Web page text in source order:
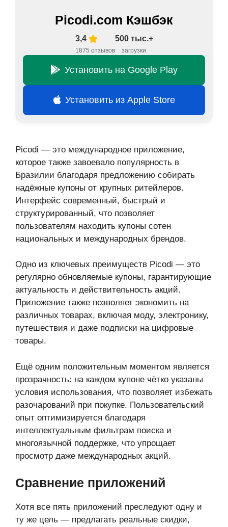
Picodi.com Кэшбэк
3,4
1875 отзывов
500 тыс.+
загрузки
Установить на Google Play
Установить из Apple Store
Picodi — это международное приложение,
которое также завоевало популярность в
Бразилии благодаря предложению собирать
надёжные купоны от крупных ритейлеров.
Интерфейс современный, быстрый и
структурированный, что позволяет
пользователям находить купоны сотен
национальных и международных брендов.
Одно из ключевых преимуществ Picodi — это
регулярно обновляемые купоны, гарантирующие
актуальность и действительность акций.
Приложение также позволяет экономить на
различных товарах, включая моду, электронику,
путешествия и даже подписки на цифровые
товары.
Ещё одним положительным моментом является
прозрачность: на каждом купоне чётко указаны
условия использования, что позволяет избежать
разочарований при покупке. Пользовательский
опыт оптимизируется благодаря
интеллектуальным фильтрам поиска и
многоязычной поддержке, что упрощает
просмотр даже международных акций.
Сравнение приложений
Хотя все пять приложений преследуют одну и
ту же цель — предлагать реальные скидки,